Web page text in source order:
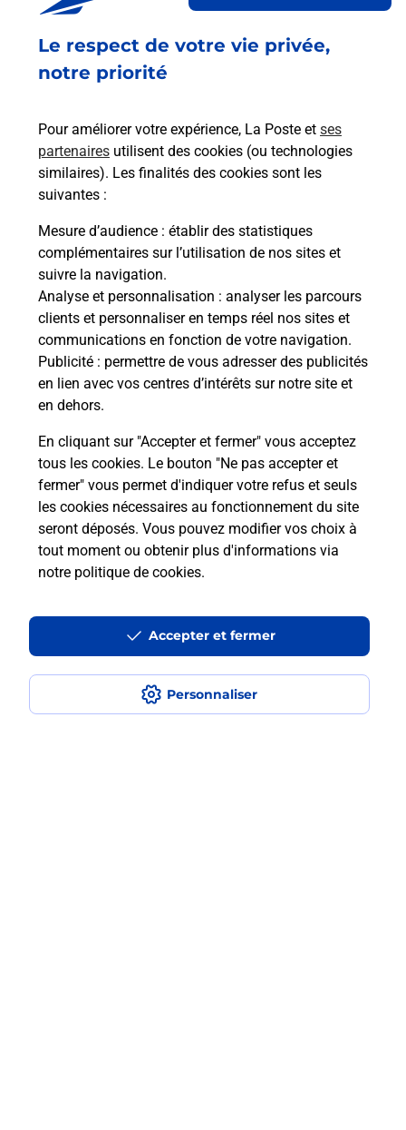
Le respect de votre vie privée,
notre priorité
Pour améliorer votre expérience, La Poste et ses
partenaires utilisent des cookies (ou technologies
similaires). Les finalités des cookies sont les
suivantes :
Mesure d’audience : établir des statistiques
complémentaires sur l’utilisation de nos sites et
suivre la navigation.
Analyse et personnalisation : analyser les parcours
clients et personnaliser en temps réel nos sites et
communications en fonction de votre navigation.
Publicité : permettre de vous adresser des publicités
en lien avec vos centres d’intérêts sur notre site et
en dehors.
En cliquant sur "Accepter et fermer" vous acceptez
tous les cookies. Le bouton "Ne pas accepter et
fermer" vous permet d'indiquer votre refus et seuls
les cookies nécessaires au fonctionnement du site
seront déposés. Vous pouvez modifier vos choix à
tout moment ou obtenir plus d'informations via
notre politique de cookies.
Personnaliser
Accepter et fermer
La Poste
en ligne
Questions fréquemment posées
Quel réseau utilise La Poste Mobile ?
Est-ce que je peux garder mon
numéro de mobile gratuitement ?
Est-ce que je peux bénéficier de la 5G
avec La Poste Mobile ?
Est-ce que je peux utiliser mon forfait
Est-ce que je peux payer mon iPhone
en plusieurs fois avec La Poste Mobile